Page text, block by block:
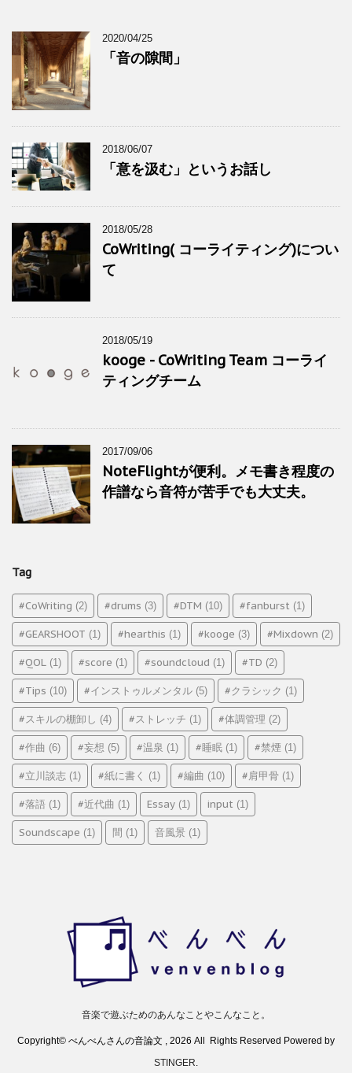
2020/04/25
「音の隙間」
2018/06/07
「意を汲む」というお話し
2018/05/28
CoWriting( コーライティング)につい
て
2018/05/19
kooge - CoWriting Team コーライ
ティングチーム
2017/09/06
NoteFlightが便利。メモ書き程度の
作譜なら音符が苦手でも大丈夫。
Tag
#CoWriting (2) #drums (3) #DTM (10) #fanburst (1)
#GEARSHOOT (1) #hearthis (1) #kooge (3) #Mixdown (2)
#QOL (1) #score (1) #soundcloud (1) #TD (2)
#Tips (10) #インストゥルメンタル (5) #クラシック (1)
#スキルの棚卸し (4) #ストレッチ (1) #体調管理 (2)
#作曲 (6) #妄想 (5) #温泉 (1) #睡眠 (1) #禁煙 (1)
#立川談志 (1) #紙に書く (1) #編曲 (10) #肩甲骨 (1)
#落語 (1) #近代曲 (1) Essay (1) input (1)
Soundscape (1) 間 (1) 音風景 (1)
音楽で遊ぶためのあんなことやこんなこと。
Copyright© べんべんさんの音論文 , 2026 All Rights Reserved Powered by
STINGER.